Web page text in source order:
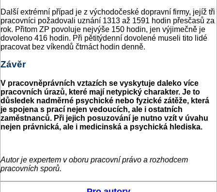
Další extrémní případ je z východočeské dopravní firmy, jejíž tři
pracovníci požadovali uznání 1313 až 1591 hodin přesčasů za
rok. Přitom ZP povoluje nejvýše 150 hodin, jen výjimečně je
dovoleno 416 hodin. Při pětitýdenní dovolené museli tito lidé
pracovat bez víkendů čtrnáct hodin denně.
Závěr
V pracovněprávních vztazích se vyskytuje daleko více
pracovních úrazů, které mají netypický charakter. Je to
důsledek nadměrné psychické nebo fyzické zátěže, která
je spojena s prací nejen vedoucích, ale i ostatních
zaměstnanců. Při jejich posuzování je nutno vzít v úvahu
nejen právnická, ale i medicinská a psychická hlediska.
Autor je expertem v oboru pracovní právo a rozhodcem
pracovních sporů.